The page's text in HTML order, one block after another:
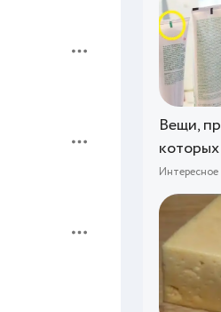
Вещи,
Интересное